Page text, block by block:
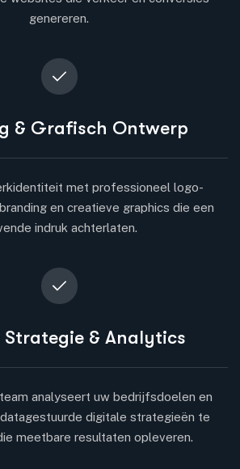
genereren.
& Grafisch Ontwerp
met professioneel logo-
en creatieve graphics die een
indruk achterlaten.
& Analytics
analyseert uw bedrijfsdoelen en
digitale strategieën te
meetbare resultaten opleveren.